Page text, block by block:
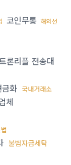
코인무통 해외선
론리플 전송대
화 국내거래소
체
불법자금세탁